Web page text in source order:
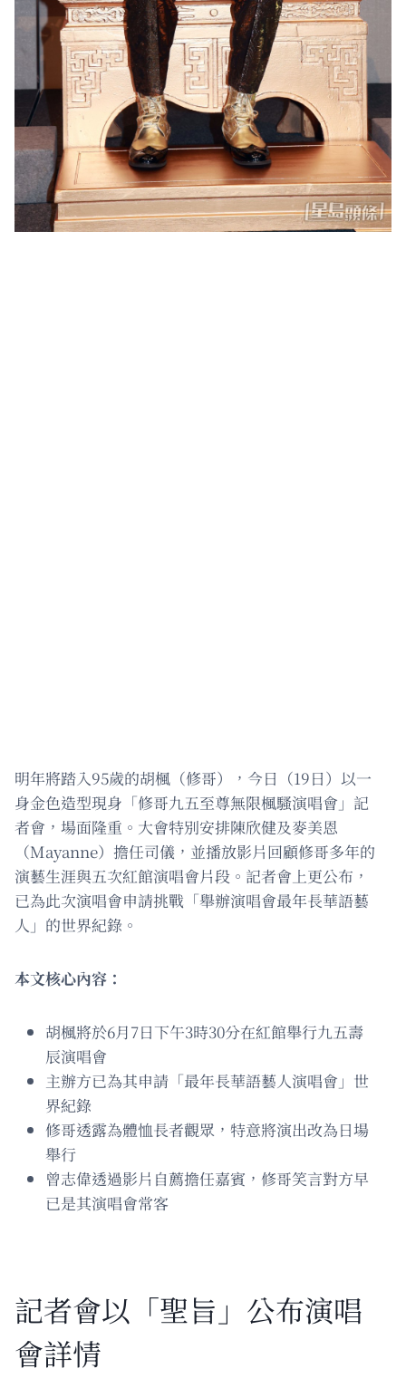
明年將踏入95歲的胡楓（修哥），今日（19日）以一
身金色造型現身「修哥九五至尊無限楓騷演唱會」記
者會，場面隆重。大會特別安排陳欣健及麥美恩
（Mayanne）擔任司儀，並播放影片回顧修哥多年的
演藝生涯與五次紅館演唱會片段。記者會上更公布，
已為此次演唱會申請挑戰「舉辦演唱會最年長華語藝
人」的世界紀錄。
本文核心內容：
胡楓將於6月7日下午3時30分在紅館舉行九五壽
辰演唱會
主辦方已為其申請「最年長華語藝人演唱會」世
界紀錄
修哥透露為體恤長者觀眾，特意將演出改為日場
舉行
曾志偉透過影片自薦擔任嘉賓，修哥笑言對方早
已是其演唱會常客
記者會以「聖旨」公布演唱
會詳情